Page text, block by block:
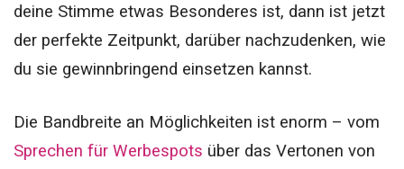
deine Stimme etwas Besonderes ist, dann ist jetzt
der perfekte Zeitpunkt, darüber nachzudenken, wie
du sie gewinnbringend einsetzen kannst.
Die Bandbreite an Möglichkeiten ist enorm – vom
Sprechen für Werbespots über das Vertonen von